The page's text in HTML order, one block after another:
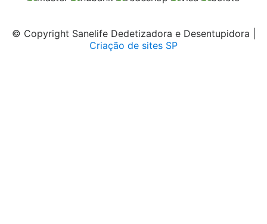
© Copyright Sanelife Dedetizadora e Desentupidora |
Criação de sites SP